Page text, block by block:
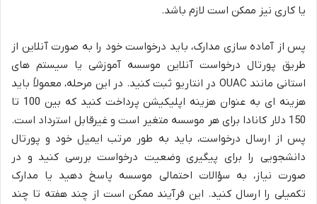
یا کاری نیز ممکن است لازم باشد.
پس از آماده سازی مدارک، باید درخواست خود را به صورت آنلاین از
طریق پورتال درخواست آنلاین موسسه آموزشی یا سیستم های
استانی مانند OUAC در انتاریو ثبت کنید. در این مرحله، معمولاً باید
هزینه ای به عنوان هزینه اپلیکیشن پرداخت کنید که بین 100 تا
150 دلار کانادا برای هر موسسه متغیر است و غیرقابل استرداد است.
پس از ارسال درخواست، باید به طور مرتب ایمیل خود و پورتال
دانشجویی را برای پیگیری وضعیت درخواست بررسی کنید و در
صورت نیاز، به سؤالات احتمالی موسسه پاسخ دهید یا مدارک
تکمیلی را ارسال کنید. این فرآیند ممکن است از چند هفته تا چند